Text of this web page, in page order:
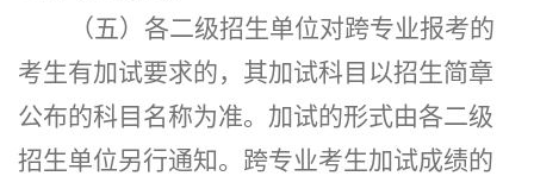
（五）各二级招生单位对跨专业报考的
考生有加试要求的，其加试科目以招生简章
公布的科目名称为准。加试的形式由各二级
招生单位另行通知。 跨专业考生加试成绩的